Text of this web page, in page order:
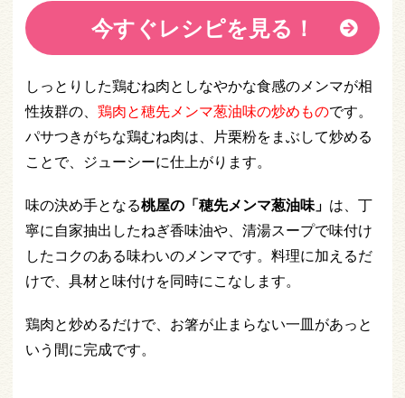
今すぐレシピを見る！
しっとりした鶏むね肉としなやかな食感のメンマが相
性抜群の、 鶏肉と穂先メンマ葱油味の炒めものです。
パサつきがちな鶏むね肉は、片栗粉をまぶして炒める
ことで、ジューシーに仕上がります。
味の決め手となる桃屋の「穂先メンマ葱油味」 は、丁
寧に自家抽出したねぎ香味油や、清湯スープで味付け
したコクのある味わいのメンマです。料理に加えるだ
けで、具材と味付けを同時にこなします。
鶏肉と炒めるだけで、お箸が止まらない一皿があっと
いう間に完成です。